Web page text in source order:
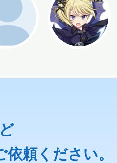
頼ください。